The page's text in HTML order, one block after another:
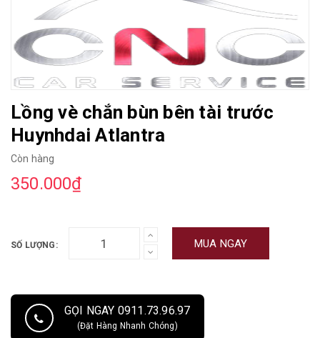
Lồng vè chắn bùn bên tài trước
Huynhdai Atlantra
Còn hàng
350.000₫
SỐ LƯỢNG: MUA NGAY
GỌI NGAY 0911.73.96.97
(Đặt Hàng Nhanh Chóng)